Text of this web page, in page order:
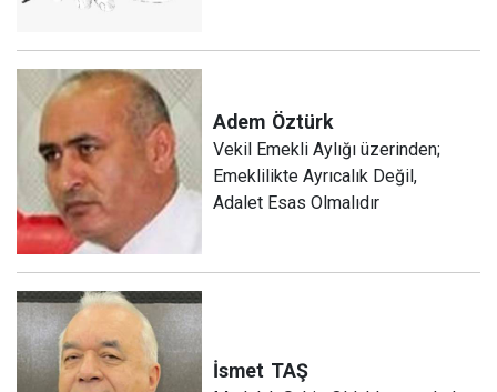
Adem Öztürk
Vekil Emekli Aylığı üzerinden;
Emeklilikte Ayrıcalık Değil,
Adalet Esas Olmalıdır
İsmet TAŞ